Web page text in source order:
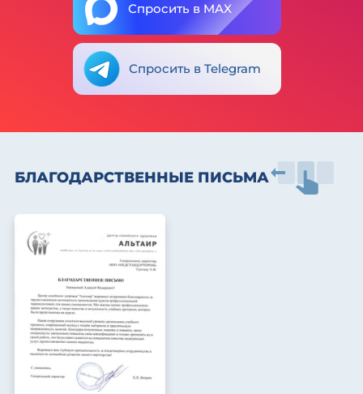
Спросить в MAX
Спросить в Telegram
БЛАГОДАРСТВЕННЫЕ ПИСЬМА